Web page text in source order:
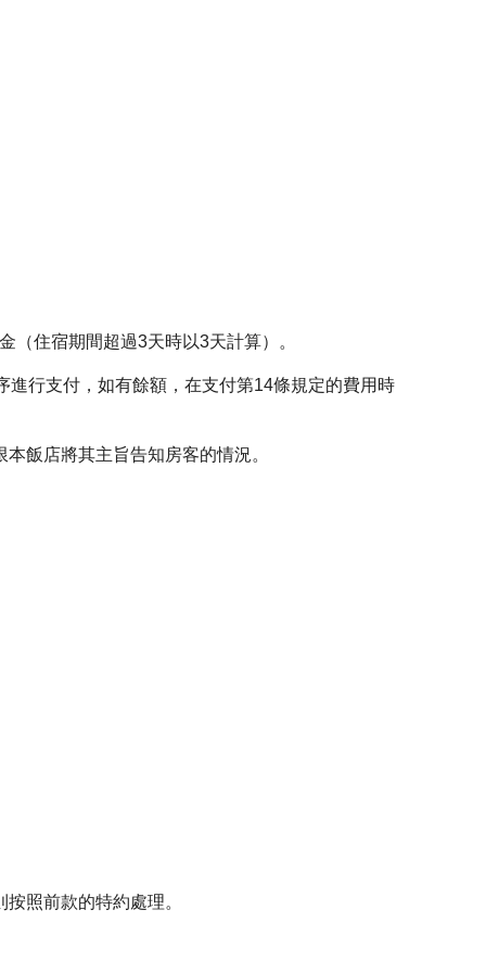
住宿期間超過3天時以3天計算）。
行支付，如有餘額，在支付第14條規定的費用時
飯店將其主旨告知房客的情況。
照前款的特約處理。